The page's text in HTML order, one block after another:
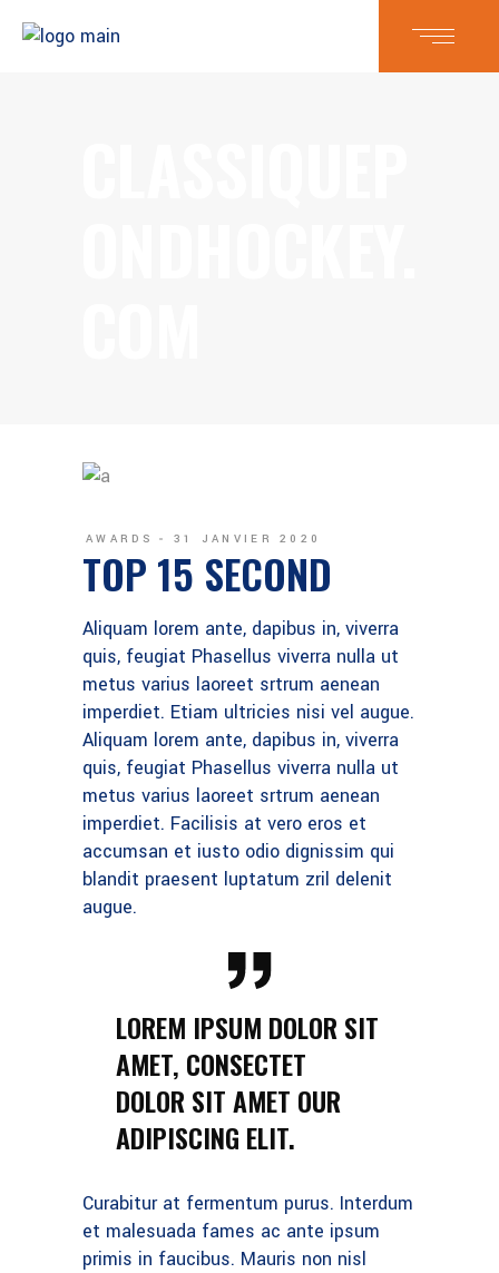
AWARDS 31 JANVIER 2020
TOP 15 SECOND
Aliquam lorem ante, dapibus in, viverra
quis, feugiat Phasellus viverra nulla ut
metus varius laoreet srtrum aenean
imperdiet. Etiam ultricies nisi vel augue.
Aliquam lorem ante, dapibus in, viverra
quis, feugiat Phasellus viverra nulla ut
metus varius laoreet srtrum aenean
imperdiet. Facilisis at vero eros et
accumsan et iusto odio dignissim qui
blandit praesent luptatum zril delenit
augue.
LOREM IPSUM DOLOR SIT
AMET, CONSECTET
DOLOR SIT AMET OUR
ADIPISCING ELIT.
Curabitur at fermentum purus. Interdum
et malesuada fames ac ante ipsum
primis in faucibus. Mauris non nisl